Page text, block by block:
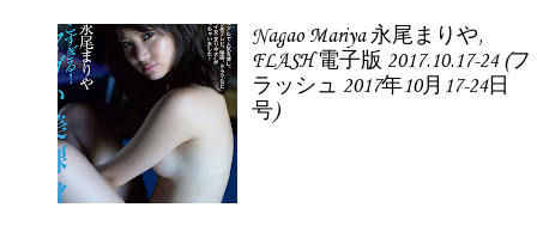
Nagao Mariya 永尾まりや,
FLASH 電子版 2017.10.17-24 (フ
ラッシュ 2017年10月17-24日
号)